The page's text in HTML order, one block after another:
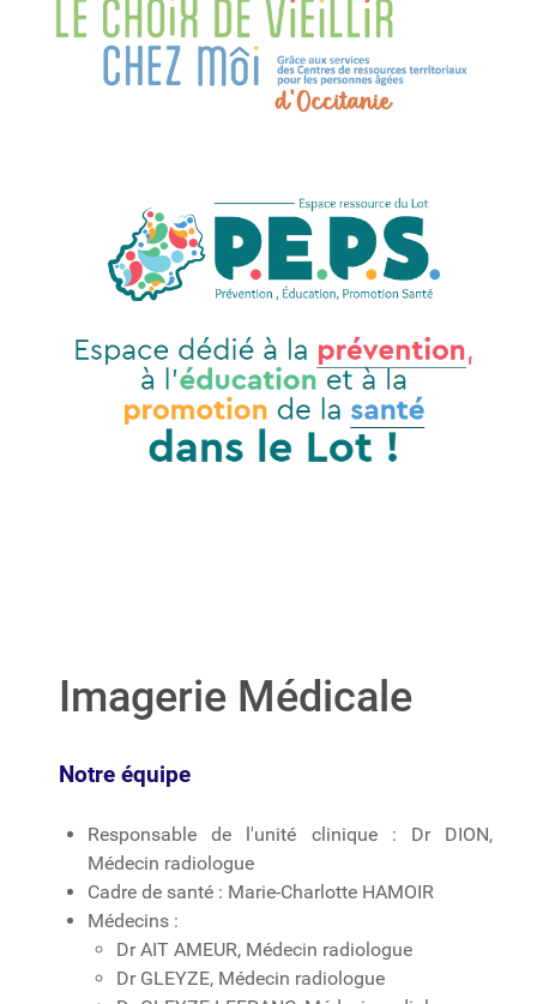
Imagerie Médicale
Notre équipe
Responsable de l'unité clinique : Dr DION,
Médecin radiologue
Cadre de santé : Marie-Charlotte HAMOIR
Médecins :
Dr AIT AMEUR, Médecin radiologue
Dr GLEYZE, Médecin radiologue